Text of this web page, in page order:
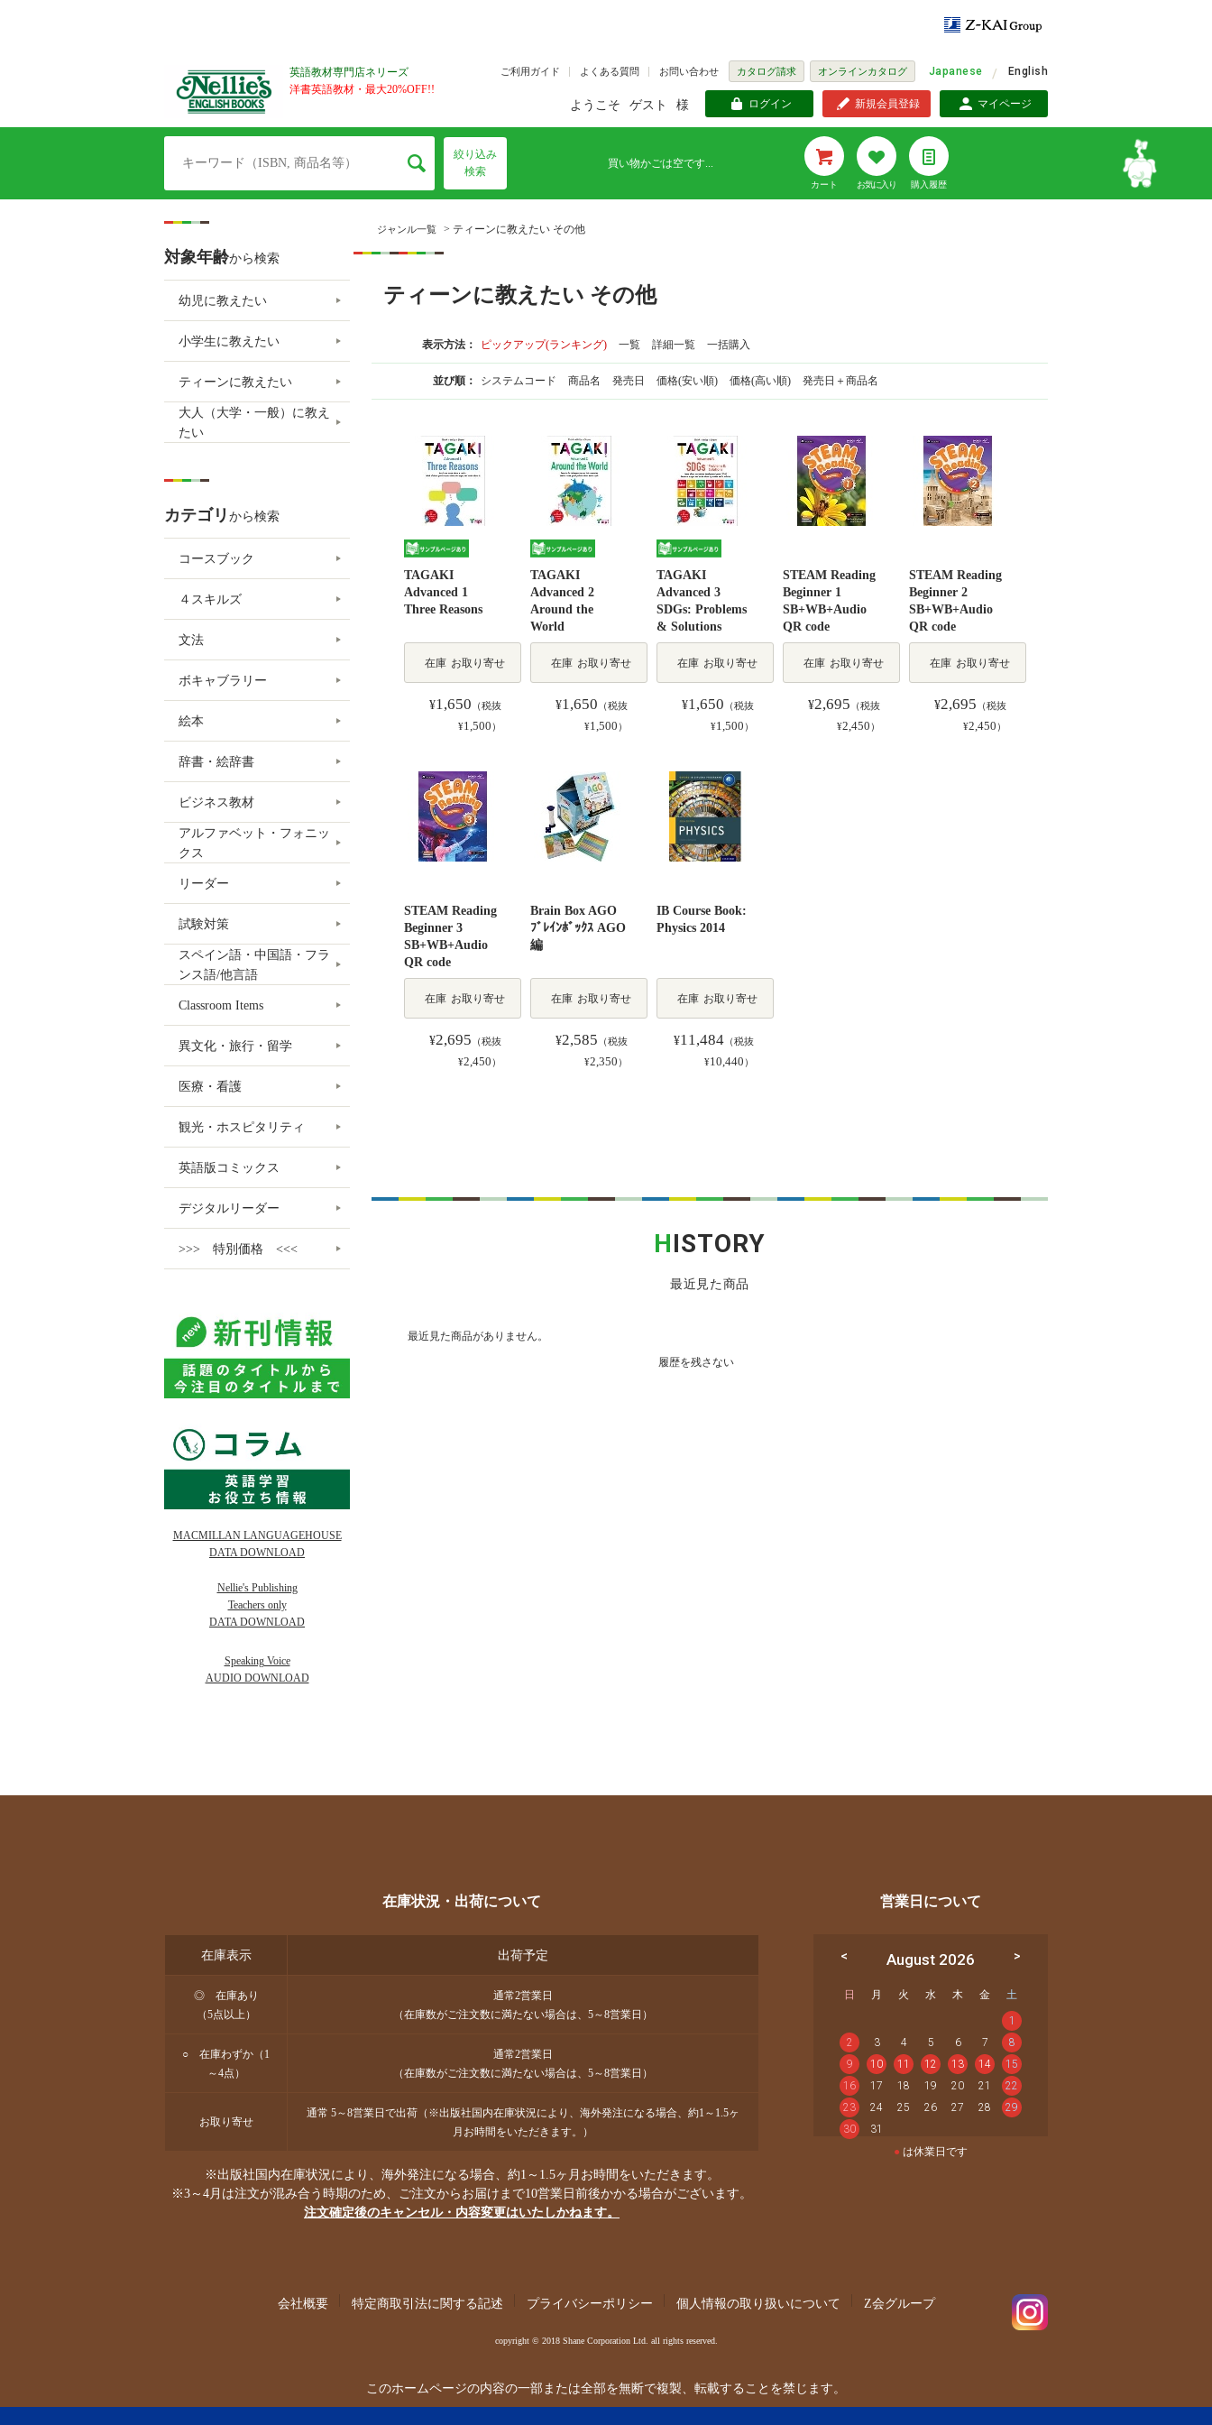
英語教材専門店ネリーズ
洋書英語教材・最大20%OFF!!
ご利用ガイド よくある質問 お問い合わせ カタログ請求 オンラインカタログ Japanese English
ようこそ ゲスト 様 ログイン 新規会員登録 マイページ
絞り込み
検索
買い物かごは空です...
カート お気に入り 購入履歴
ジャンル一覧 > ティーンに教えたい その他
ティーンに教えたい その他
表示方法： ピックアップ(ランキング) 一覧 詳細一覧 一括購入
並び順： システムコード 商品名 発売日 価格(安い順) 価格(高い順) 発売日＋商品名
TAGAKI
Advanced 1
Three Reasons
在庫 お取り寄せ
¥1,650 （税抜
¥1,500 ）
TAGAKI
Advanced 2
Around the
World
在庫 お取り寄せ
¥1,650 （税抜
¥1,500 ）
TAGAKI
Advanced 3
SDGs: Problems
& Solutions
在庫 お取り寄せ
¥1,650 （税抜
¥1,500 ）
STEAM Reading
Beginner 1
SB+WB+Audio
QR code
在庫 お取り寄せ
¥2,695 （税抜
¥2,450 ）
STEAM Reading
Beginner 2
SB+WB+Audio
QR code
在庫 お取り寄せ
¥2,695 （税抜
¥2,450 ）
STEAM Reading
Beginner 3
SB+WB+Audio
QR code
在庫 お取り寄せ
¥2,695 （税抜
¥2,450 ）
Brain Box AGO
ﾌﾞﾚｲﾝﾎﾞｯｸｽ AGO
編
在庫 お取り寄せ
¥2,585 （税抜
¥2,350 ）
IB Course Book:
Physics 2014
在庫 お取り寄せ
¥11,484 （税抜
¥10,440 ）
HISTORY
最近見た商品
最近見た商品がありません。
履歴を残さない
対象年齢から検索
幼児に教えたい
小学生に教えたい
ティーンに教えたい
大人（大学・一般）に教え
たい
カテゴリ から検索
コースブック
４スキルズ
文法
ボキャブラリー
絵本
辞書・絵辞書
ビジネス教材
アルファベット・フォニッ
クス
リーダー
試験対策
スペイン語・中国語・フラ
ンス語/他言語
Classroom Items
異文化・旅行・留学
医療・看護
観光・ホスピタリティ
英語版コミックス
デジタルリーダー
>>> 特別価格 <<<
MACMILLAN LANGUAGEHOUSE
DATA DOWNLOAD
Nellie's Publishing
Teachers only
DATA DOWNLOAD
Speaking Voice
AUDIO DOWNLOAD
在庫状況・出荷について
在庫表示 出荷予定
◎ 在庫あり
（5点以上）
通常2営業日
（在庫数がご注文数に満たない場合は、5～8営業日）
○ 在庫わずか（1
～4点）
通常2営業日
（在庫数がご注文数に満たない場合は、5～8営業日）
お取り寄せ
通常 5～8営業日で出荷（※出版社国内在庫状況により、海外発注になる場合、約1～1.5ヶ
月お時間をいただきます。）
※出版社国内在庫状況により、海外発注になる場合、約1～1.5ヶ月お時間をいただきます。
※3～4月は注文が混み合う時期のため、ご注文からお届けまで10営業日前後かかる場合がございます。
注文確定後のキャンセル・内容変更はいたしかねます。
営業日について
August 2026
日 月 火 水 木 金 土
1
2
3 4 5 6 7
8
9
10 11 12 13 14
15
16
17 18 19 20 21
22
23
24 25 26 27 28
29
30
31
● は休業日です
会社概要 特定商取引法に関する記述 プライバシーポリシー 個人情報の取り扱いについて Z会グループ
copyright © 2018 Shane Corporation Ltd. all rights reserved.
このホームページの内容の一部または全部を無断で複製、転載することを禁じます。